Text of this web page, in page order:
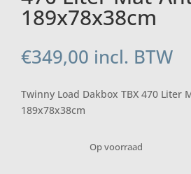
189x78x38cm
€349,00 incl. BTW
Twinny Load Dakbox TBX 470 Liter
189x78x38cm
Op voorraad